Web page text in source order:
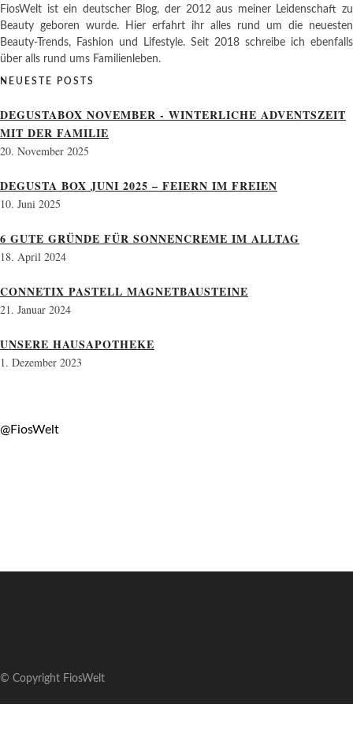
FiosWelt ist ein deutscher Blog, der 2012 aus meiner Leidenschaft zu
Beauty geboren wurde. Hier erfahrt ihr alles rund um die neuesten
Beauty-Trends, Fashion und Lifestyle. Seit 2018 schreibe ich ebenfalls
über alls rund ums Familienleben.
NEUESTE POSTS
DEGUSTABOX NOVEMBER - WINTERLICHE ADVENTSZEIT
MIT DER FAMILIE
20. November 2025
DEGUSTA BOX JUNI 2025 – FEIERN IM FREIEN
10. Juni 2025
6 GUTE GRÜNDE FÜR SONNENCREME IM ALLTAG
18. April 2024
CONNETIX PASTELL MAGNETBAUSTEINE
21. Januar 2024
UNSERE HAUSAPOTHEKE
1. Dezember 2023
@FiosWelt
© Copyright FiosWelt